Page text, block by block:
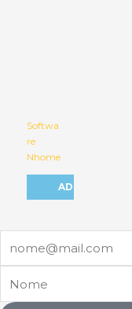
Softwa
re
Nhome
ADICIONAR